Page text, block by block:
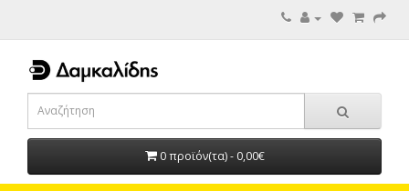
0 προϊόν(τα) - 0,00€